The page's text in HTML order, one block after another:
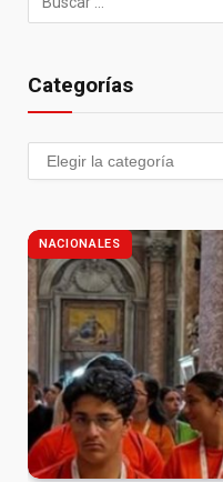
Categorías
NACIONALES